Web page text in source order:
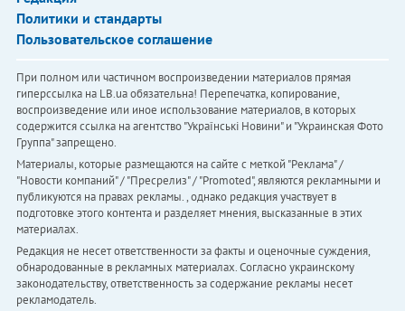
Политики и стандарты
Пользовательское соглашение
При полном или частичном воспроизведении материалов прямая
гиперссылка на LB.ua обязательна! Перепечатка, копирование,
воспроизведение или иное использование материалов, в которых
содержится ссылка на агентство "Українськi Новини" и "Украинская Фото
Группа" запрещено.
Материалы, которые размещаются на сайте с меткой "Реклама" /
"Новости компаний" / "Пресрелиз" / "Promoted", являются рекламными и
публикуются на правах рекламы. , однако редакция участвует в
подготовке этого контента и разделяет мнения, высказанные в этих
материалах.
Редакция не несет ответственности за факты и оценочные суждения,
обнародованные в рекламных материалах. Согласно украинскому
законодательству, ответственность за содержание рекламы несет
рекламодатель.